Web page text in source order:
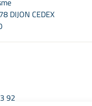
DIJON CEDEX
92